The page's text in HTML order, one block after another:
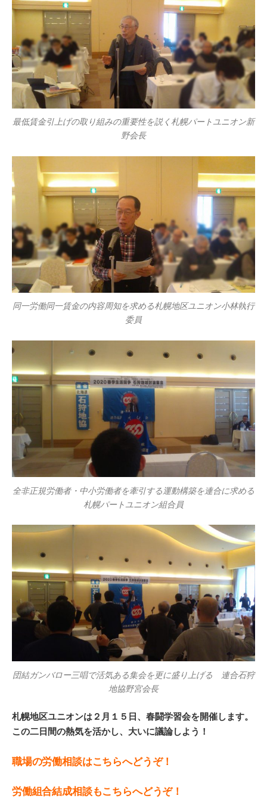
最低賃金引上げの取り組みの重要性を説く札幌パートユニオン新
野会長
同一労働同一賃金の内容周知を求める札幌地区ユニオン小林執行
委員
全非正規労働者・中小労働者を牽引する運動構築を連合に求める
札幌パートユニオン組合員
団結ガンバロー三唱で活気ある集会を更に盛り上げる 連合石狩
地協野宮会長
札幌地区ユニオンは２月１５日、春闘学習会を開催します。
この二日間の熱気を活かし、大いに議論しよう！
職場の労働相談はこちらへどうぞ！
労働組合結成相談もこちらへどうぞ！